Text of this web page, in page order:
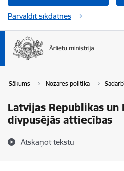
Pārvaldīt sīkdatnes
Sākums Nozares politika
Latvijas Republikas
divpusējās attiecības
Atskaņot tekstu